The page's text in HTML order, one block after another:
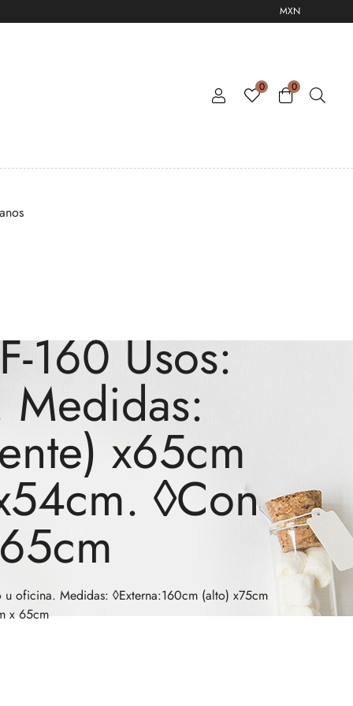
MXN
0 0
160 Usos:
x65cm
◊Con
u oficina. Medidas: ◊Externa:160cm (alto) x75cm
x 65cm